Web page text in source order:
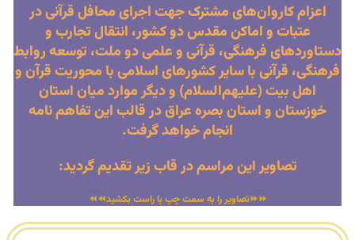
اعزام کاروان‌های مشترک جهت اجرای محافل قرآنی در
عتبات و اماکن مقدس دو کشور، انتقال تجارب و
دستاوردهای فرهنگی، قرآنی و علمی دو ملت، توسعه روابط
فرهنگی، قرآنی با سایر کشورهای اسلامی با محوریت قرآن و
اهل بیت (علیهم‌السلام) و دیگر موارد میان استان
خوزستان و استان بصره عراق در قالب این تفاهم نامه
انجام خواهد گرفت.
تصاویر این مراسم در قاب زیر تقدیم گردید:
⏩⏩تصاویر را به سمت چپ یا راست بکشید⏪⏪